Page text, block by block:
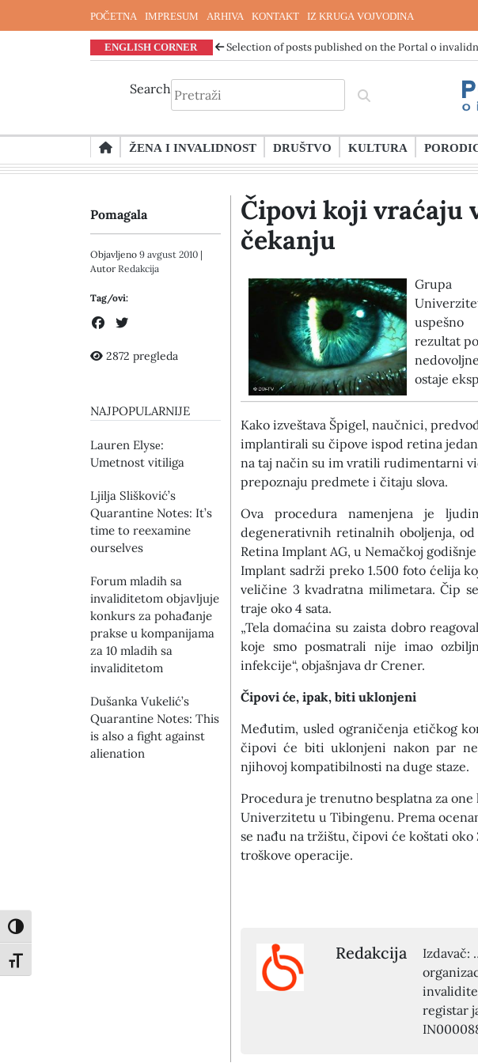
Toggle High Contrast
Toggle Font size
POČETNA IMPRESUM ARHIVA KONTAKT IZ KRUGA VOJVODINA
ENGLISH CORNER Selection of posts published on the Portal o
Search
to
content
ŽENA I INVALIDNOST DRUŠTVO KULTURA
Pomagala
Objavljeno 9 avgust 2010 |
Autor Redakcija
Tag/ovi:
2872 pregleda
NAJPOPULARNIJE
Lauren Elysе:
Umetnost vitiliga
Ljilja Slišković’s
Quarantine Notes: It’s
time to reexamine
ourselves
Forum mladih sa
invaliditetom objavljuje
konkurs za pohađanje
prakse u kompanijama
za 10 mladih sa
invaliditetom
Dušanka Vukelić’s
Quarantine Notes: This
is also a fight against
alienation
Čipovi koji vraćaju
čekanju
Grupa
rezultat
ostaje
Kako izveštava Špigel, naučnici,
implantirali su čipove ispod retina
na taj način su im vratili rudimentarni
prepoznaju predmete i čitaju slova.
Ova procedura namenjena je
degenerativnih retinalnih oboljenja,
Retina Implant AG, u Nemačkoj
Implant sadrži preko 1.500 foto ćelija
veličine 3 kvadratna milimetara. Čip
traje oko 4 sata.
„Tela domaćina su zaista dobro
koje smo posmatrali nije imao
infekcije“, objašnjava dr Crener.
Čipovi će, ipak, biti uklonjeni
Međutim, usled ograničenja etičkog
čipovi će biti uklonjeni nakon par
njihovoj kompatibilnosti na duge staze.
Procedura je trenutno besplatna za
Univerzitetu u Tibingenu. Prema
se nađu na tržištu, čipovi će koštati
troškove operacije.
Redakcija
Izdavač:
registar